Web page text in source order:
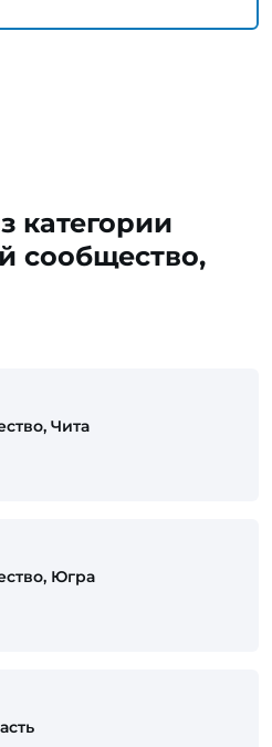
категории
сообщество,
Чита
Югра